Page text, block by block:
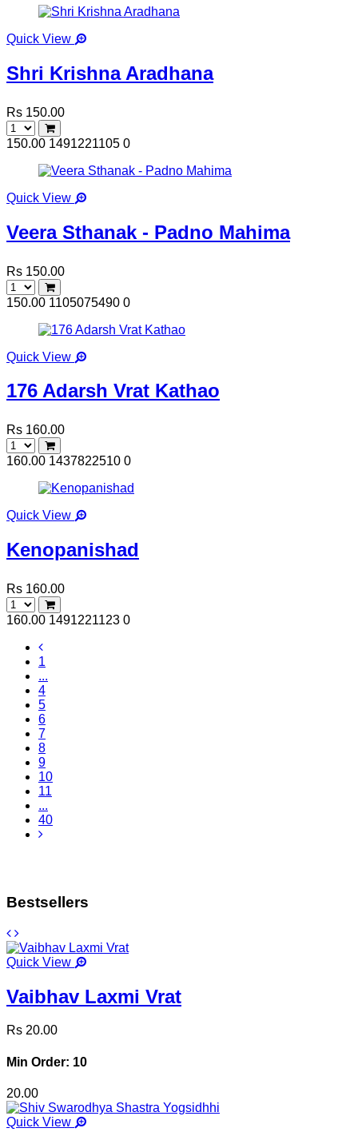
Quick View
Shri Krishna Aradhana
Rs 150.00
150.00 1491221105 0
Quick View
Veera Sthanak - Padno Mahima
Rs 150.00
150.00 1105075490 0
Quick View
176 Adarsh Vrat Kathao
Rs 160.00
160.00 1437822510 0
Quick View
Kenopanishad
Rs 160.00
160.00 1491221123 0
1
...
4
5
6
7
8
9
10
11
...
40
Bestsellers
Quick View
Vaibhav Laxmi Vrat
Rs 20.00
Min Order: 10
20.00
Quick View